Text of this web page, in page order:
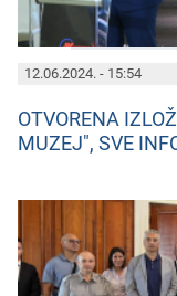
12.06.2024. - 15:54
OTVORENA
MUZEJ", SVE